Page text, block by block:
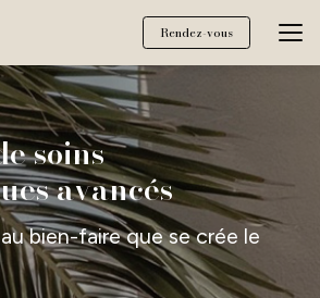
Rendez-vous
soins
avancés
bien-faire que se crée le